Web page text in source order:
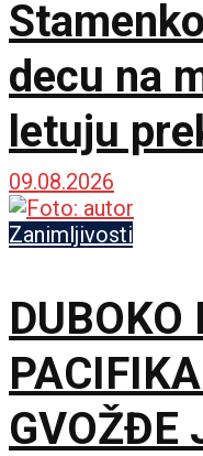
decu na
letuju
krsta
09.08.2026
Zanimljivosti
DUBOKO
GVOŽĐE